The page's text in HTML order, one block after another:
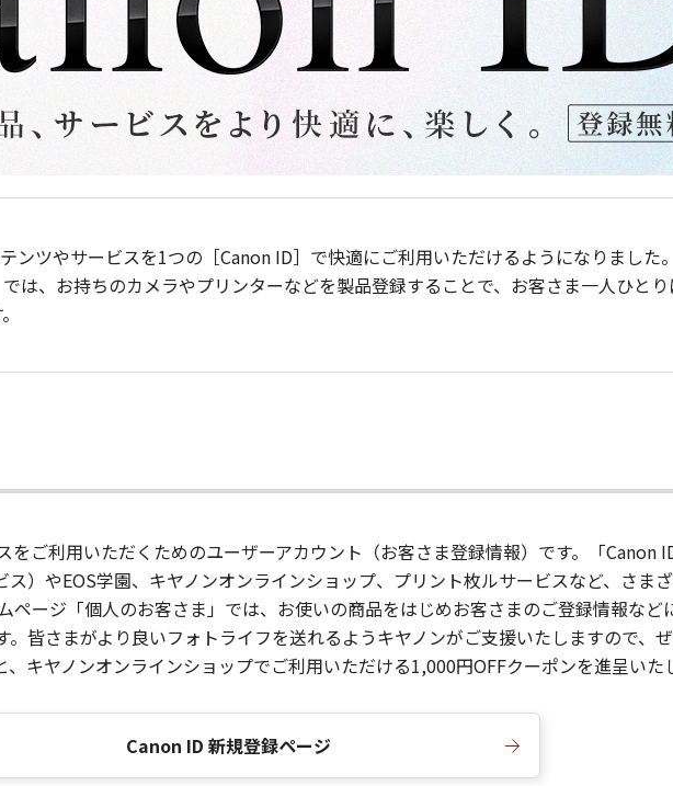
ンツやサービスを1つの［Canon ID］で快適にご利用いただけるようになりました。
は、お持ちのカメラやプリンターなどを製品登録することで、お客さま一人ひと
をご利用いただくためのユーザーアカウント（お客さま登録情報）です。「Canon
）やEOS学園、キヤノンオンラインショップ、プリント枚ルサービスなど、さま
ページ「個人のお客さま」では、お使いの商品をはじめお客さまのご登録情報など
皆さまがより良いフォトライフを送れるようキヤノンがご支援いたしますので、
キヤノンオンラインショップでご利用いただける1,000円OFFクーポンを進呈いた
Canon ID 新規登録ページ